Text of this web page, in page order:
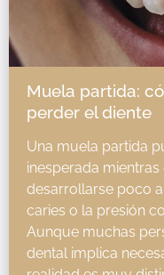
Muela partida:
perder el diente
Una muela partida
inesperada
desarrollarse poco
caries o la presión
Aunque muchas
dental implica